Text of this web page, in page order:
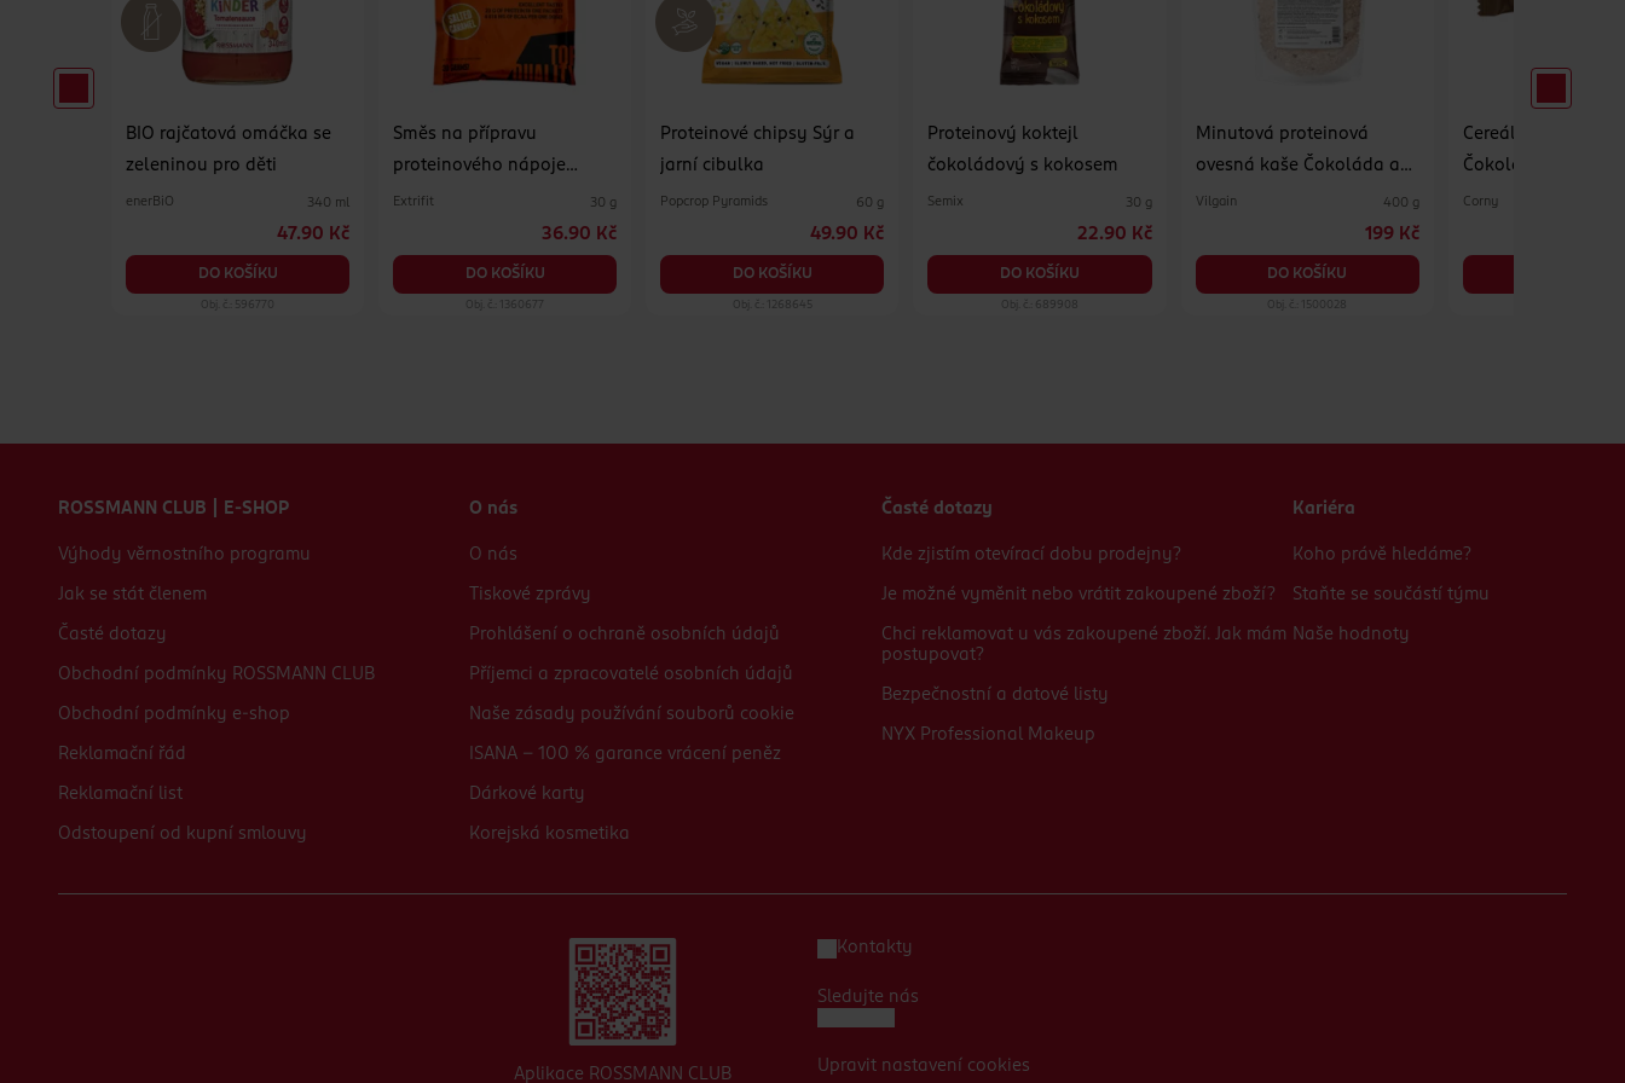
BIO rajčatová omáčka se
zeleninou pro děti
enerBiO 340 ml
47.90 Kč
DO KOŠÍKU
Obj. č.: 596770
Směs na přípravu
proteinového nápoje
Slaný karamel
Extrifit 30 g
36.90 Kč
DO KOŠÍKU
Proteinové chipsy Sýr a
jarní cibulka
Popcrop Pyramids 60 g
49.90 Kč
DO KOŠÍKU
Obj. č.: 1268645
Proteinový koktejl
čokoládový s kokosem
Semix 30 g
22.90 Kč
DO KOŠÍKU
Obj. č.: 689908
Minutová proteinová
ovesná kaše Čokoláda a
lískový oříšek
Vilgain 400 g
199 Kč
DO KOŠÍKU
Obj. č.: 1500028
Cereální tyčinka
Čokoláda
Corny
ROSSMANN CLUB | E-SHOP
Výhody věrnostního programu
Jak se stát členem
Časté dotazy
Obchodní podmínky ROSSMANN CLUB
Obchodní podmínky e-shop
Reklamační řád
Reklamační list
Odstoupení od kupní smlouvy
O nás
O nás
Tiskové zprávy
Prohlášení o ochraně osobních údajů
Příjemci a zpracovatelé osobních údajů
Naše zásady používání souborů cookie
ISANA - 100 % garance vrácení peněz
Dárkové karty
Korejská kosmetika
Časté dotazy
Kde zjistím otevírací dobu prodejny?
Je možné vyměnit nebo vrátit zakoupené zboží?
Chci reklamovat u vás zakoupené zboží. Jak mám
postupovat?
Bezpečnostní a datové listy
NYX Professional Makeup
Kariéra
Koho právě hledáme?
Staňte se součástí týmu
Naše hodnoty
Aplikace ROSSMANN CLUB
Kontakty
Sledujte nás
Upravit nastavení cookies